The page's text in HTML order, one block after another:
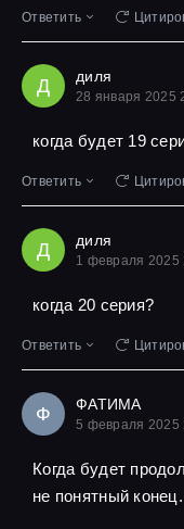
Ответить
Д диля
28 января 2025
когда будет 19
Ответить
Д диля
1 февраля 2025
когда 20 серия?
Ответить
Ф ФАТИМА
5 февраля 2025
Когда будет
не понятный